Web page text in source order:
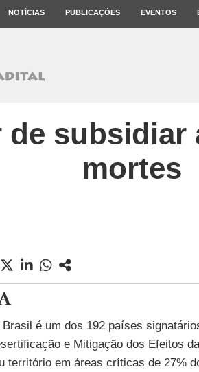
NOTÍCIAS PUBLICAÇÕES EVENTOS
de subsidiar
mortes
Brasil é um dos 192 países
e Mitigação dos Efeitos
território em áreas críticas de 27%